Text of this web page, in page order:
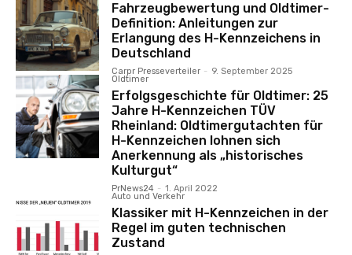
Fahrzeugbewertung und Oldtimer-
Definition: Anleitungen zur
Erlangung des H-Kennzeichens in
Deutschland
Carpr Presseverteiler - 9. September 2025
Oldtimer
Erfolgsgeschichte für Oldtimer: 25
Jahre H-Kennzeichen TÜV
Rheinland: Oldtimergutachten für
H-Kennzeichen lohnen sich
Anerkennung als „historisches
Kulturgut“
PrNews24 - 1. April 2022
Auto und Verkehr
Klassiker mit H-Kennzeichen in der
Regel im guten technischen
Zustand